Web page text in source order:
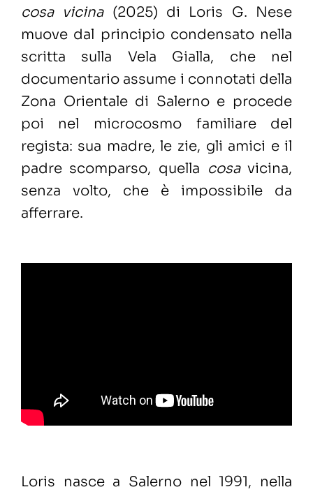
cosa vicina (2025) di Loris G. Nese
muove dal principio condensato nella
scritta sulla Vela Gialla, che nel
documentario assume i connotati della
Zona Orientale di Salerno e procede
poi nel microcosmo familiare del
regista: sua madre, le zie, gli amici e il
padre scomparso, quella cosavicina,
senza volto, che è impossibile da
afferrare.
Loris nasce a Salerno nel 1991, nella